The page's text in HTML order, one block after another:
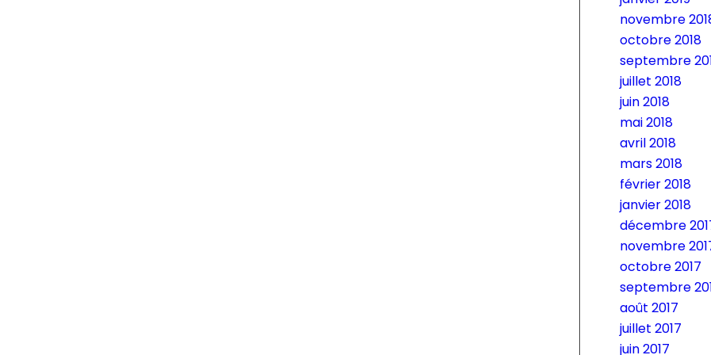
novembre
octobre 2018
septembre
juillet 2018
juin 2018
mai 2018
avril 2018
mars 2018
février 2018
janvier 2018
décembre
novembre
octobre 2017
septembre
août 2017
juillet 2017
juin 2017